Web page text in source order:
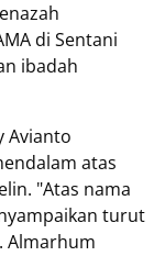
di Sentani
ibadah
Avianto
atas
"Atas nama
turut
Almarhum